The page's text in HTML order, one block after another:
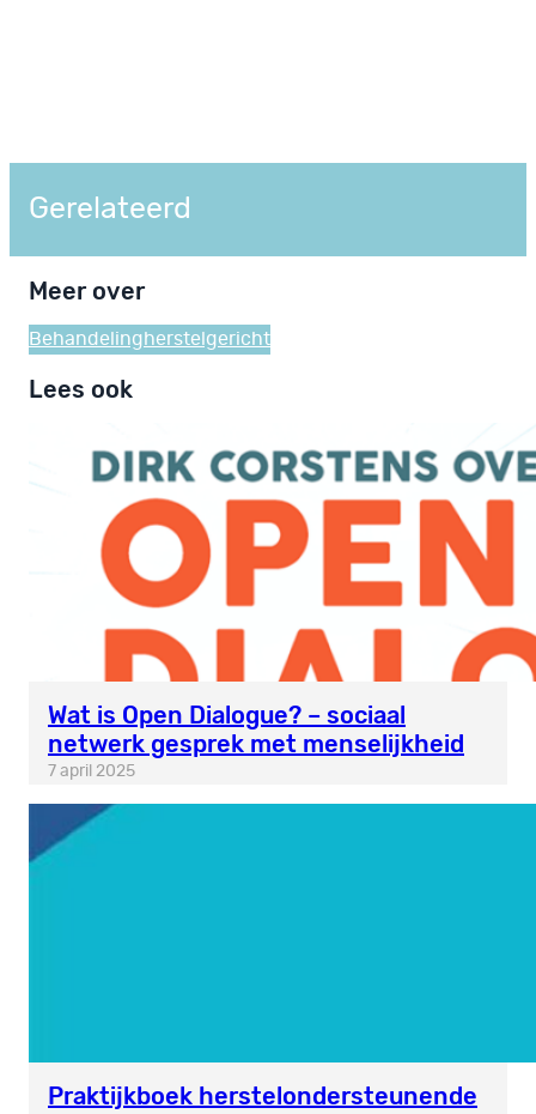
Gerelateerd
Meer over
Behandelingherstelgericht
Lees ook
Wat is Open Dialogue? – sociaal
netwerk gesprek met menselijkheid
7 april 2025
Praktijkboek herstelondersteunende